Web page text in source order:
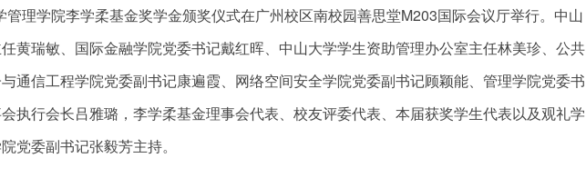
理学院李学柔基金奖学金颁奖仪式在广州校区南校园善思堂M203国际会议厅举行。中山
黄瑞敏、国际金融学院党委书记戴红晖、中山大学学生资助管理办公室主任林美珍、公共
通信工程学院党委副书记康遍霞、网络空间安全学院党委副书记顾颖能、管理学院党委书
执行会长吕雅璐，李学柔基金理事会代表、校友评委代表、本届获奖学生代表以及观礼学
党委副书记张毅芳主持。